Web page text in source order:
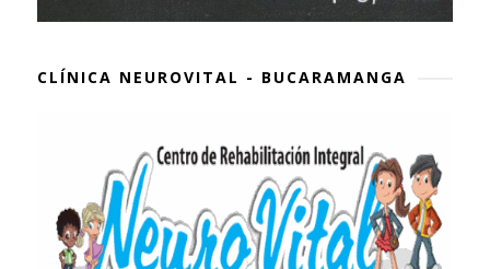
CLÍNICA NEUROVITAL - BUCARAMANGA